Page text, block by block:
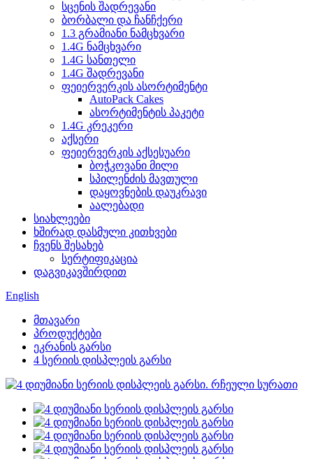
სცენის შადრევანი
ბორბალი და ჩანჩქერი
1.3 გრამიანი ნამცხვარი
1.4G ნამცხვარი
1.4G სანთელი
1.4G შადრევანი
ფეიერვერკის ასორტიმენტი
AutoPack Cakes
ასორტიმენტის პაკეტი
1.4G კრეკერი
აქსერი
ფეიერვერკის აქსესუარი
ბოჭკოვანი მილი
სპილენძის მავთული
დაყოვნების დაუკრავი
აალებადი
სიახლეები
ხშირად დასმული კითხვები
ჩვენს შესახებ
სერტიფიკაცია
დაგვიკავშირდით
English
მთავარი
პროდუქტები
ეკრანის გარსი
4 სერიის დისპლეის გარსი